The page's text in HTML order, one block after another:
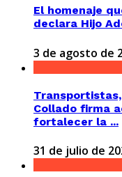
El homenaje
declara Hijo
3 de agosto de
Collado firma
fortalecer la ...
31 de julio de